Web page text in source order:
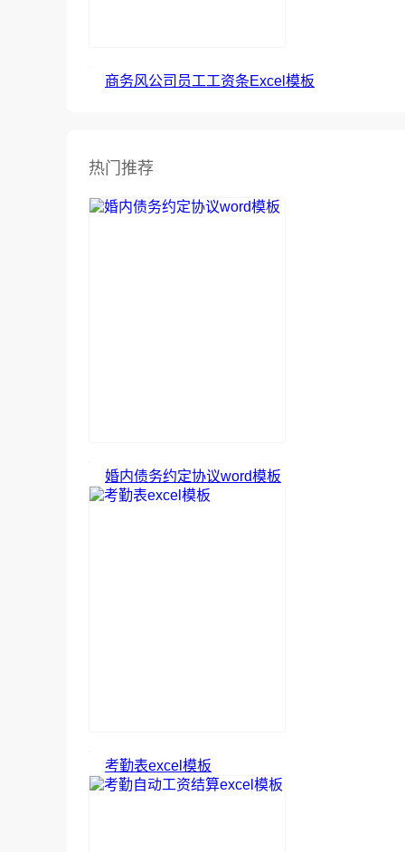
商务风公司员工工资条Excel模板
热门推荐
婚内债务约定协议word模板
考勤表excel模板